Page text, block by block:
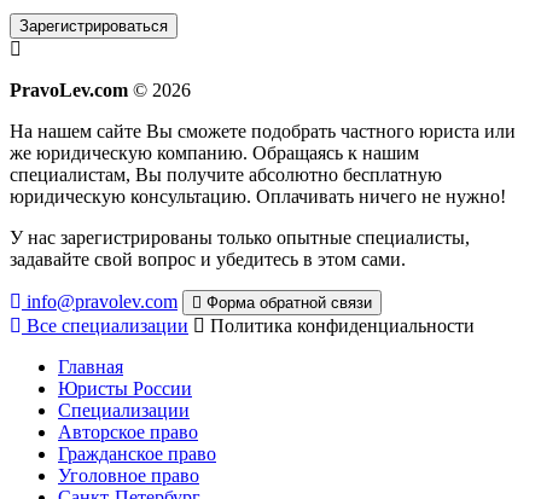
Зарегистрироваться
PravoLev.com © 2026
На нашем сайте Вы сможете подобрать частного юриста или
же юридическую компанию. Обращаясь к нашим
специалистам, Вы получите абсолютно бесплатную
юридическую консультацию. Оплачивать ничего не нужно!
У нас зарегистрированы только опытные специалисты,
задавайте свой вопрос и убедитесь в этом сами.
info@pravolev.com Форма обратной связи
Все специализации
Политика конфиденциальности
Главная
Юристы России
Специализации
Авторское право
Гражданское право
Уголовное право